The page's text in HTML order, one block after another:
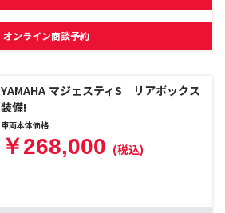
オンライン商談予約
YAMAHA マジェスティS リアボックス
装備!
車両本体価格
￥268,000 (税込)